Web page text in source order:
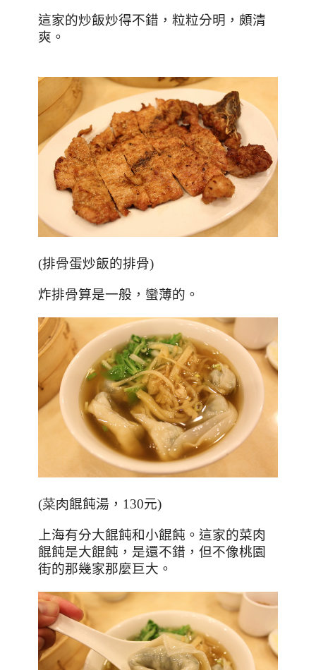
這家的炒飯炒得不錯，粒粒分明，頗清
爽。
(排骨蛋炒飯的排骨)
炸排骨算是一般，蠻薄的。
(菜肉餛飩湯，130元)
上海有分大餛飩和小餛飩。這家的菜肉
餛飩是大餛飩，是還不錯，但不像桃園
街的那幾家那麼巨大。